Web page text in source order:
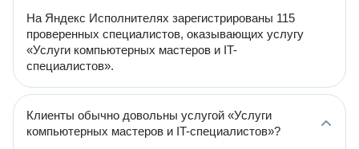
На Яндекс Исполнителях зарегистрированы 115
проверенных специалистов, оказывающих услугу
«Услуги компьютерных мастеров и IT-
специалистов».
Клиенты обычно довольны услугой «Услуги
компьютерных мастеров и IT-специалистов»?